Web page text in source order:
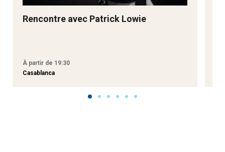
Rencontre avec Patrick Lowie
À partir de 19:30
Casablanca